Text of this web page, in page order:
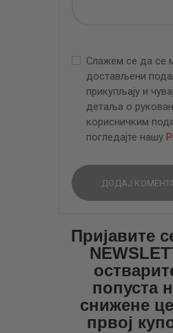
Слажем се да се
достављени
прикупљају и
детаља о
корисничким
погледајте нашу
Пријавите
попуста
снижене
првој